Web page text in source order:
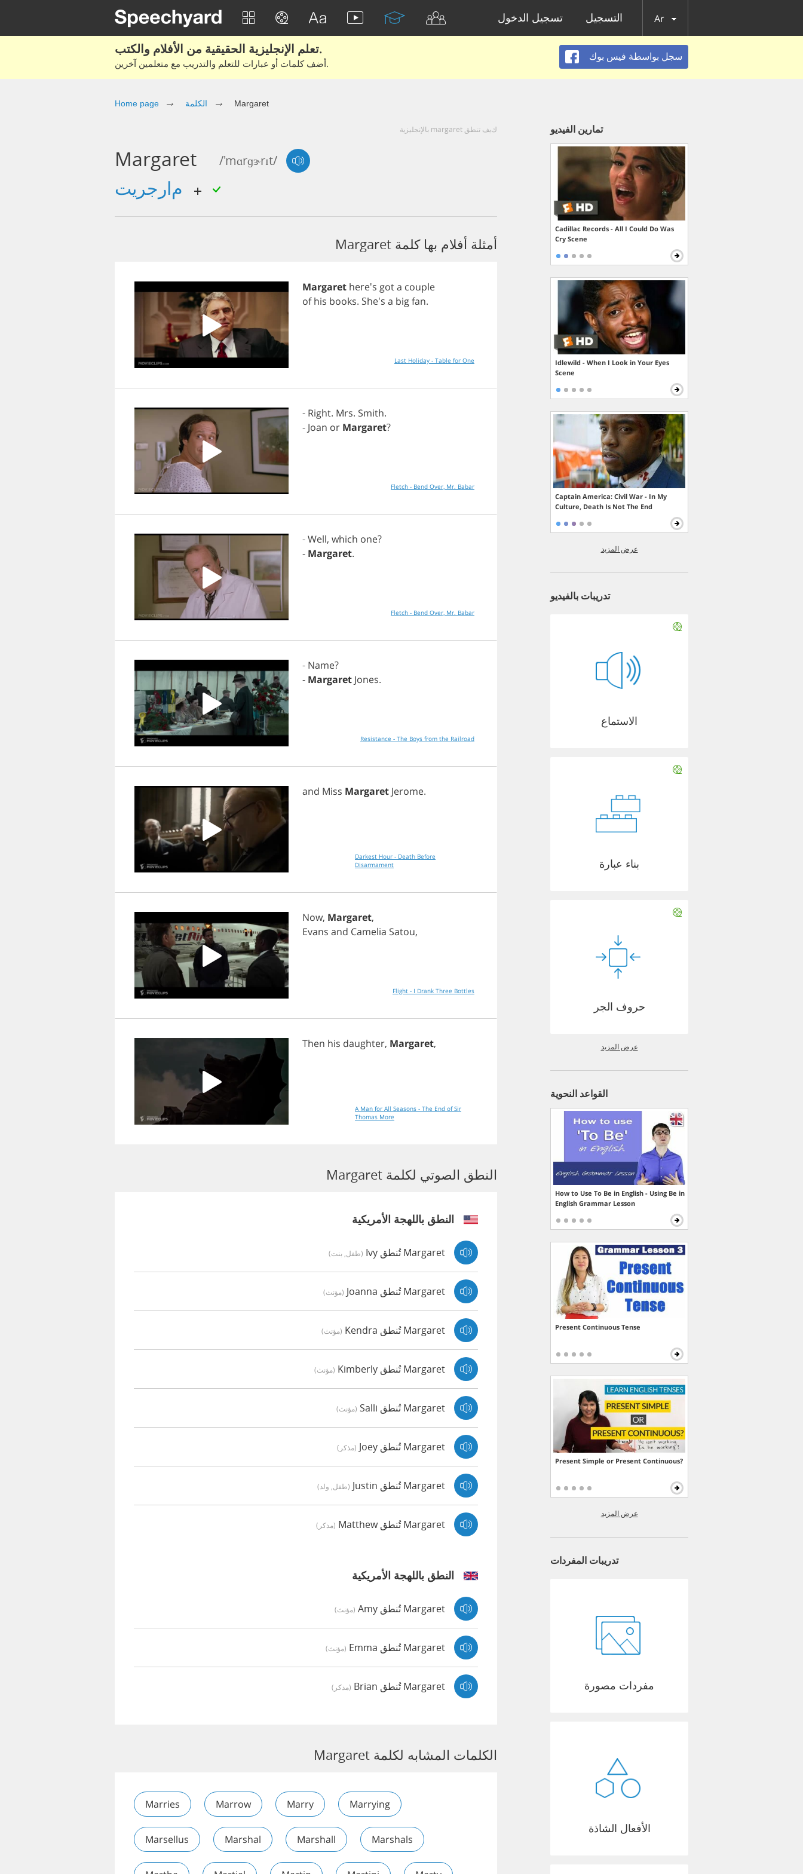
تسجيل الدخول التسجيل Ar
تعلم الإنجليزية الحقيقية من الأفلام والكتب.
أضف كلمات أو عبارات للتعلم والتدريب مع متعلمين آخرين.
سجل بواسطة فيس بوك
Home page الكلمة Margaret
كيف تنطق margaret بالإنجليزية
Margaret /'mɑrɡɝrɪt/
أمثلة أفلام بها كلمة Margaret
Margaret here's gota couple
of his books. She's a bigfan.
Last Holiday - Table for One
- Right. Mrs. Smith.
- Joan or Margaret?
Fletch - Bend Over, Mr. Babar
-Well, which one?
- Margaret.
Fletch - Bend Over, Mr. Babar
- Name?
- Margaret Jones.
Resistance - The Boys from the Railroad
and Miss Margaret Jerome.
Darkest Hour - Death Before
Disarmament
Now, Margaret,
Evans and Camelia Satou,
Flight - I Drank Three Bottles
Then his daughter, Margaret,
A Man for All Seasons - The End of Sir
Thomas More
النطق الصوتي لكلمة Margaret
النطق باللهجة الأمريكية
Margaret تُنطق Ivy (طفل, بنت)
Margaret تُنطق Joanna (مؤنث)
Margaret تُنطق Kendra (مؤنث)
Margaret تُنطق Kimberly (مؤنث)
Margaret تُنطق Salli (مؤنث)
Margaret تُنطق Joey (مذكر)
Margaret تُنطق Justin (طفل, ولد)
Margaret تُنطق Matthew (مذكر)
النطق باللهجة الأمريكية
Margaret تُنطق Amy (مؤنث)
Margaret تُنطق Emma (مؤنث)
Margaret تُنطق Brian (مذكر)
الكلمات المشابه لكلمة Margaret
Marries Marrow Marry Marrying
Marsellus Marshal Marshall Marshals
تمارين الفيديو
Cadillac Records - All I Could Do Was
Cry Scene
Idlewild - When I Look in Your Eyes
Scene
Captain America: Civil War - In My
Culture, Death Is Not The End
عرض المزيد
تدريبات بالفيديو
الاستماع
بناء عبارة
حروف الجر
عرض المزيد
القواعد النحوية
How to Use To Be in English - Using Be in
English Grammar Lesson
Present Continuous Tense
Present Simple or Present Continuous?
عرض المزيد
تدريبات المفردات
مفردات مصورة
الأفعال الشاذة